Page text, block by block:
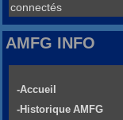
connectés
AMFG INFO
-Accueil
-Historique AMFG